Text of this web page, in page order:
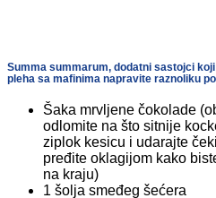
Summa summarum, dodatni sastojci
pleha sa mafinima napravite raznoliku
Šaka mrvljene čokolade
odlomite na što sitnije
ziplok kesicu i udarajte
pređite oklagijom kako
na kraju)
1 šolja smeđeg šećera